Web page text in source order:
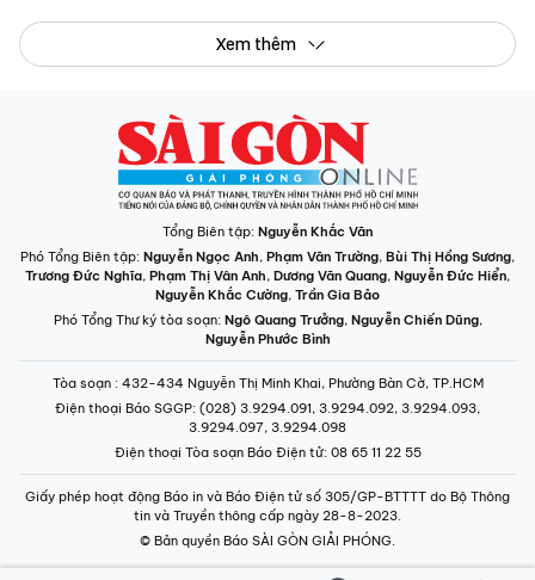
Xem thêm
Tổng Biên tập: Nguyễn Khắc Văn
Phó Tổng Biên tập: Nguyễn Ngọc Anh, Phạm Văn Trường, Bùi Thị Hồng Sương,
Trương Đức Nghĩa, Phạm Thị Vân Anh, Dương Văn Quang, Nguyễn Đức Hiển,
Nguyễn Khắc Cường, Trần Gia Bảo
Phó Tổng Thư ký tòa soạn: Ngô Quang Trưởng, Nguyễn Chiến Dũng,
Nguyễn Phước Bình
Tòa soạn : 432-434 Nguyễn Thị Minh Khai, Phường Bàn Cờ, TP.HCM
Điện thoại Báo SGGP: (028) 3.9294.091, 3.9294.092, 3.9294.093,
3.9294.097, 3.9294.098
Điện thoại Tòa soạn Báo Điện tử: 08 65 11 22 55
Giấy phép hoạt động Báo in và Báo Điện tử số 305/GP-BTTTT do Bộ Thông
tin và Truyền thông cấp ngày 28-8-2023.
© Bản quyền Báo SÀI GÒN GIẢI PHÓNG.